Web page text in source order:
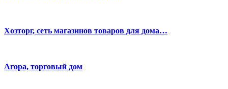
Хозторг, сеть магазинов товаров для дома…
Агора, торговый дом